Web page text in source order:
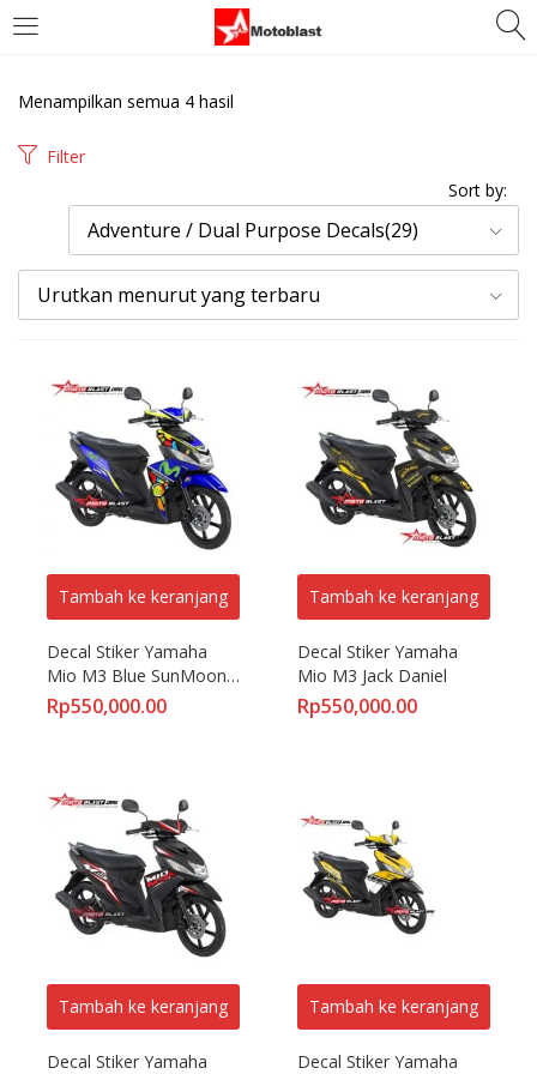
Enter your username and password to login.
Remember me
Menampilkan semua 4 hasil
Filter
Sort by:
Adventure / Dual Purpose Decals(29)
Urutkan menurut yang terbaru
Tambah ke keranjang
Decal Stiker Yamaha
Mio M3 Blue SunMoon
VR46
Rp550,000.00
Tambah ke keranjang
Decal Stiker Yamaha
Mio M3 Jack Daniel
Rp550,000.00
Tambah ke keranjang
Decal Stiker Yamaha
Tambah ke keranjang
Decal Stiker Yamaha